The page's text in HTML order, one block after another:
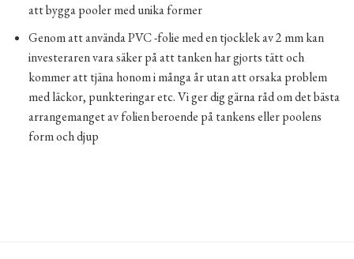
att bygga pooler med unika former
Genom att använda PVC -folie med en tjocklek av 2 mm kan
investeraren vara säker på att tanken har gjorts tätt och
kommer att tjäna honom i många år utan att orsaka problem
med läckor, punkteringar etc. Vi ger dig gärna råd om det bästa
arrangemanget av folien beroende på tankens eller poolens
form och djup